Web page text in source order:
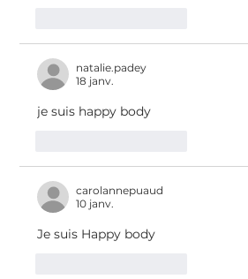
natalie.padey
18 janv.
je suis happy body
carolannepuaud
10 janv.
Je suis Happy body